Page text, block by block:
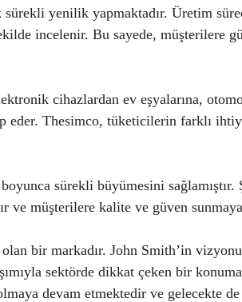
yenilik yapmaktadır. Üretim
incelenir. Bu sayede, müşterilere
cihazlardan ev eşyalarına,
eder. Thesimco, tüketicilerin farklı
sürekli büyümesini sağlamıştır.
ve müşterilere kalite ve güven
bir markadır. John Smith’in
sektörde dikkat çeken bir
devam etmektedir ve gelecekte de